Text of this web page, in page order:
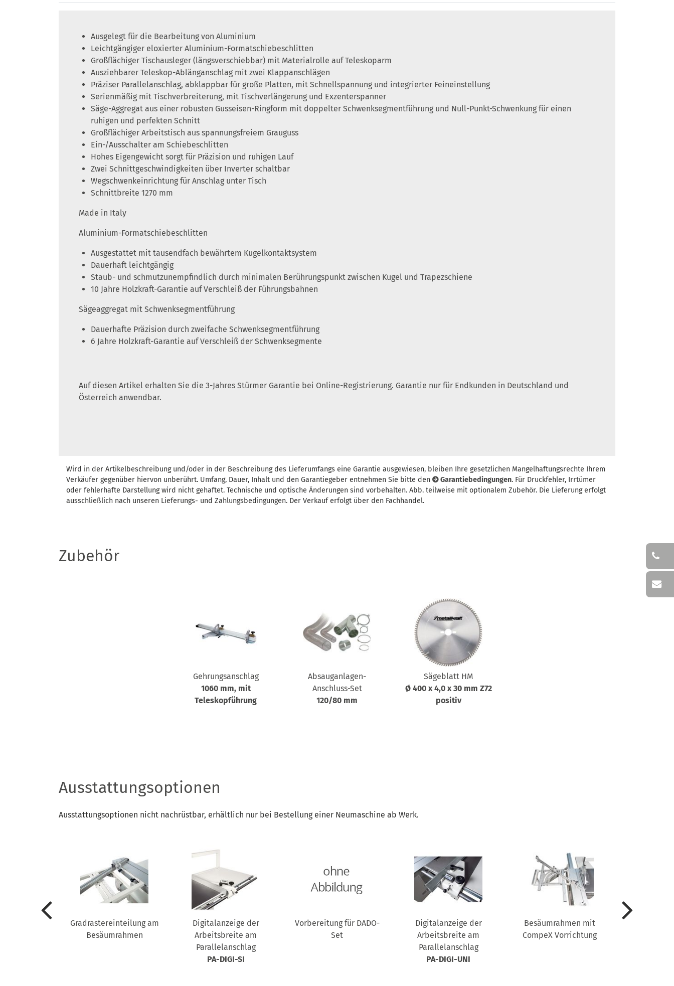
Ausgelegt für die Bearbeitung von Aluminium
Leichtgängiger eloxierter Aluminium-Formatschiebeschlitten
Großflächiger Tischausleger (längsverschiebbar) mit Materialrolle auf Teleskoparm
Ausziehbarer Teleskop-Ablänganschlag mit zwei Klappanschlägen
Präziser Parallelanschlag, abklappbar für große Platten, mit Schnellspannung und integrierter Feineinstellung
Serienmäßig mit Tischverbreiterung, mit Tischverlängerung und Exzenterspanner
Säge-Aggregat aus einer robusten Gusseisen-Ringform mit doppelter Schwenksegmentführung und Null-Punkt-Schwenkung für einen
ruhigen und perfekten Schnitt
Großflächiger Arbeitstisch aus spannungsfreiem Grauguss
Ein-/Ausschalter am Schiebeschlitten
Hohes Eigengewicht sorgt für Präzision und ruhigen Lauf
Zwei Schnittgeschwindigkeiten über Inverter schaltbar
Wegschwenkeinrichtung für Anschlag unter Tisch
Schnittbreite 1270 mm
Made in Italy
Aluminium-Formatschiebeschlitten
Ausgestattet mit tausendfach bewährtem Kugelkontaktsystem
Dauerhaft leichtgängig
Staub- und schmutzunempfindlich durch minimalen Berührungspunkt zwischen Kugel und Trapezschiene
10 Jahre Holzkraft-Garantie auf Verschleiß der Führungsbahnen
Sägeaggregat mit Schwenksegmentführung
Dauerhafte Präzision durch zweifache Schwenksegmentführung
6 Jahre Holzkraft-Garantie auf Verschleiß der Schwenksegmente
Auf diesen Artikel erhalten Sie die 3-Jahres Stürmer Garantie bei Online-Registrierung. Garantie nur für Endkunden in Deutschland und
Österreich anwendbar.
Wird in der Artikelbeschreibung und/oder in der Beschreibung des Lieferumfangs eine Garantie ausgewiesen, bleiben Ihre gesetzlichen Mangelhaftungsrechte Ihrem
Verkäufer gegenüber hiervon unberührt. Umfang, Dauer, Inhalt und den Garantiegeber entnehmen Sie bitte den
Garantiebedingungen. Für Druckfehler, Irrtümer
oder fehlerhafte Darstellung wird nicht gehaftet. Technische und optische Änderungen sind vorbehalten. Abb. teilweise mit optionalem Zubehör. Die Lieferung erfolgt
ausschließlich nach unseren Lieferungs- und Zahlungsbedingungen. Der Verkauf erfolgt über den Fachhandel.
Zubehör
Gehrungsanschlag
1060 mm, mit
Teleskopführung
Absauganlagen-
Anschluss-Set
120/80 mm
Sägeblatt HM
Ø 400 x 4,0 x 30 mm Z72
positiv
Ausstattungsoptionen
Ausstattungsoptionen nicht nachrüstbar, erhältlich nur bei Bestellung einer Neumaschine ab Werk.
Gradrastereinteilung am
Besäumrahmen
Digitalanzeige der
Arbeitsbreite am
Parallelanschlag
PA-DIGI-SI
Vorbereitung für DADO-
Set
Digitalanzeige der
Arbeitsbreite am
Parallelanschlag
PA-DIGI-UNI
Besäumrahmen mit
CompeX Vorrichtung